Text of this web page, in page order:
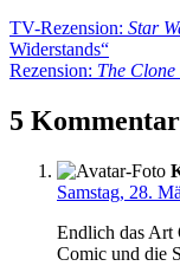
Vorheriger
Beitrag:
TV-Rezension: Star
Widerstands“
Nächster
Rezension: The Clone
5
Samstag, 28.
Endlich das Art
Comic und die